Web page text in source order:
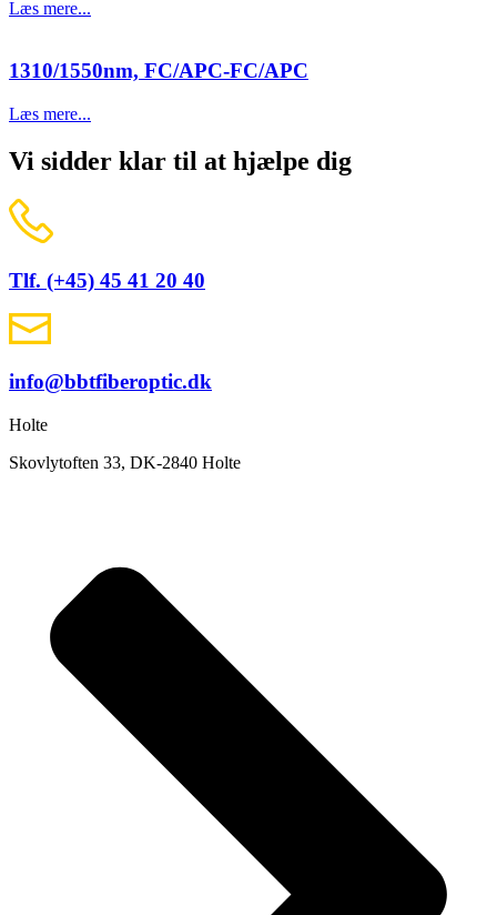
Læs mere...
1310/1550nm, FC/APC-FC/APC
Læs mere...
Vi sidder klar til at hjælpe dig
Tlf. (+45) 45 41 20 40
info@bbtfiberoptic.dk
Holte
Skovlytoften 33, DK-2840 Holte